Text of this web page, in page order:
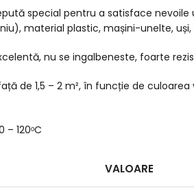
special pentru a satisface
material plastic, mașini-unelte, uși,
nu se ingalbeneste, foarte
de 1,5 – 2 m², în funcție de
120ᵒC
VALOARE